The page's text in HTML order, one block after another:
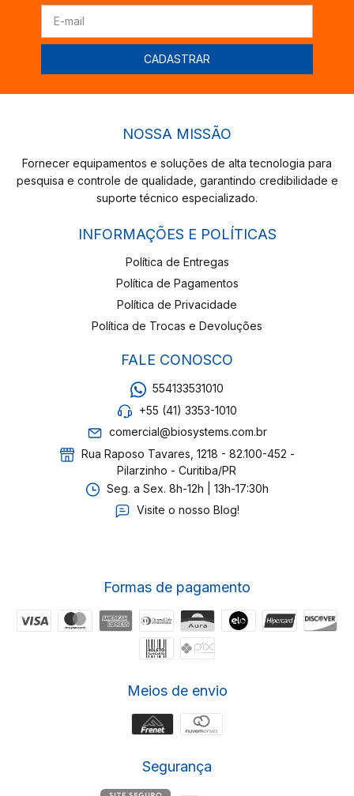
NOSSA MISSÃO
Fornecer equipamentos e soluções de alta tecnologia para
pesquisa e controle de qualidade, garantindo credibilidade e
suporte técnico especializado.
INFORMAÇÕES E POLÍTICAS
Política de Entregas
Política de Pagamentos
Política de Privacidade
Política de Trocas e Devoluções
FALE CONOSCO
554133531010
+55 (41) 3353-1010
comercial@biosystems.com.br
Rua Raposo Tavares, 1218 - 82.100-452 -
Pilarzinho - Curitiba/PR
Seg. a Sex. 8h-12h | 13h-17:30h
Visite o nosso Blog!
Formas de pagamento
Meios de envio
Segurança